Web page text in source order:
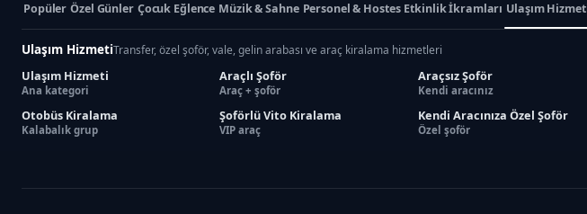
Popüler Özel Günler Çocuk Eğlence Müzik & Sahne Personel & Hostes Etkinlik İkramları Ulaşım
Ulaşım HizmetiTransfer, özel şoför, vale, gelin arabası ve araç kiralama hizmetleri
Ulaşım Hizmeti
Ana kategori
Araçlı Şoför
Araç + şoför
Araçsız Şoför
Kendi aracınız
Otobüs Kiralama
Kalabalık grup
Şoförlü Vito Kiralama
VIP araç
Kendi Aracınıza Özel Şoför
Özel şoför